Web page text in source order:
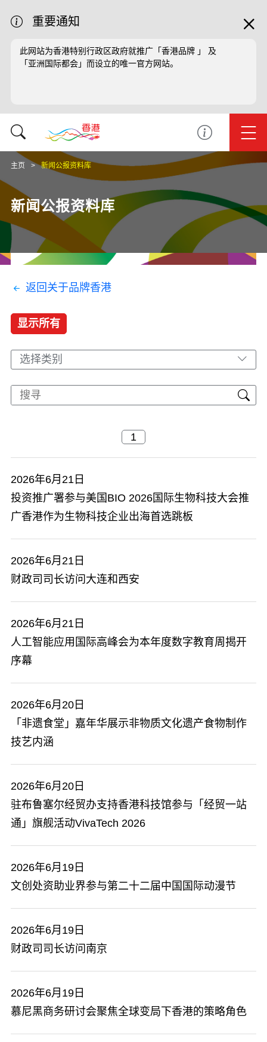
重要通知
此网站为香港特别行政区政府就推广「香港品牌 」 及
「亚洲国际都会」而设立的唯一官方网站。
主页 新闻公报资料库
新闻公报资料库
返回关于品牌香港
显示所有
选择类别
2026年6月21日
投资推广署参与美国BIO 2026国际生物科技大会推
广香港作为生物科技企业出海首选跳板
2026年6月21日
财政司司长访问大连和西安
2026年6月21日
​人工智能应用国际高峰会为本年度数字教育周揭开
序幕
2026年6月20日
「非遗食堂」嘉年华展示非物质文化遗产食物制作
技艺内涵
2026年6月20日
驻布鲁塞尔经贸办支持香港科技馆参与「经贸一站
通」旗舰活动VivaTech 2026
2026年6月19日
文创处资助业界参与第二十二届中国国际动漫节
2026年6月19日
​财政司司长访问南京
2026年6月19日
慕尼黑商务研讨会聚焦全球变局下香港的策略角色